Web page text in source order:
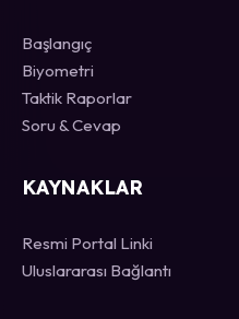
Başlangıç
Biyometri
Taktik Raporlar
Soru & Cevap
KAYNAKLAR
Resmi Portal Linki
Uluslararası Bağlantı